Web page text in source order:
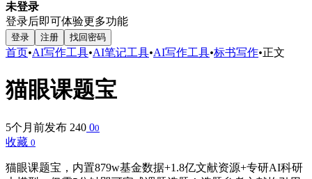
未登录
登录后即可体验更多功能
登录 注册 找回密码
首页•AI写作工具•AI笔记工具•AI写作工具•标书写作•正文
猫眼课题宝
5个月前发布 240 00
收藏 0
猫眼课题宝，内置879w基金数据+1.8亿文献资源+专研AI科研